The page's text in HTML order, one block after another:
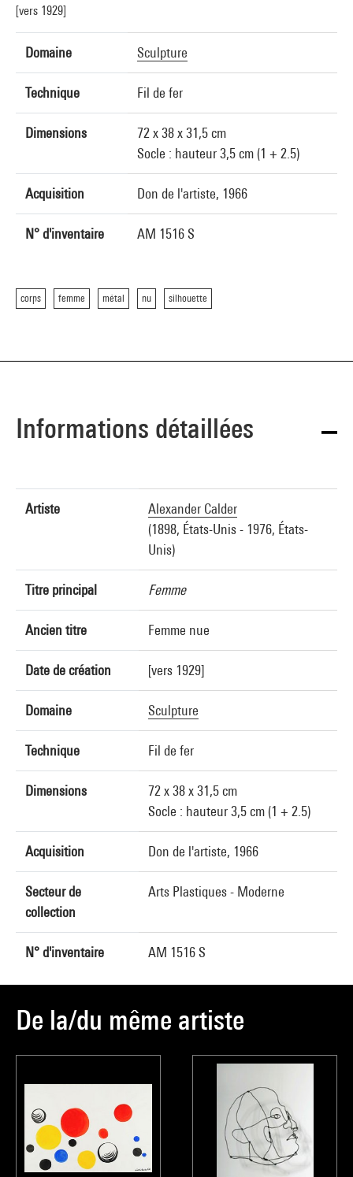
[vers 1929]
Domaine Sculpture
Technique Fil de fer
Dimensions
72 x 38 x 31,5 cm
Socle : hauteur 3,5 cm (1 + 2.5)
Acquisition Don de l'artiste, 1966
N° d'inventaire AM 1516 S
corps femme métal nu silhouette
Informations détaillées
Artiste
Alexander Calder
(1898, États-Unis - 1976, États-
Unis)
Titre principal Femme
Ancien titre Femme nue
Date de création [vers 1929]
Domaine Sculpture
Technique Fil de fer
Dimensions
72 x 38 x 31,5 cm
Socle : hauteur 3,5 cm (1 + 2.5)
Acquisition Don de l'artiste, 1966
Secteur de
collection
Arts Plastiques - Moderne
N° d'inventaire AM 1516 S
De la/du même artiste